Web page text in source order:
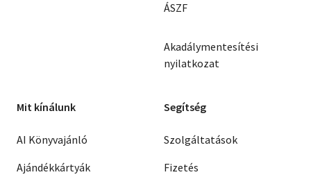
ÁSZF
Akadálymentesítési
nyilatkozat
Mit kínálunk
AI Könyvajánló
Ajándékkártyák
Segítség
Szolgáltatások
Fizetés